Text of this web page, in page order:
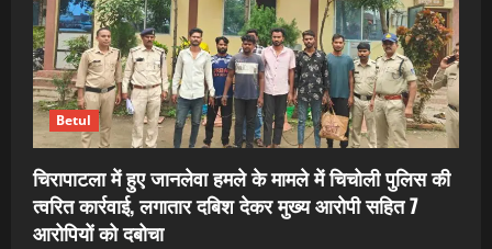
Betul
चिरापाटला में हुए जानलेवा हमले के मामले में चिचोली पुलिस की
त्वरित कार्रवाई, लगातार दबिश देकर मुख्य आरोपी सहित 7
आरोपियों को दबोचा